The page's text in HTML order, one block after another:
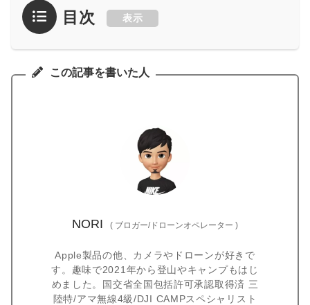
目次 表示
この記事を書いた人
NORI ( ブロガー/ドローンオペレーター )
Apple製品の他、カメラやドローンが好きで
す。趣味で2021年から登山やキャンプもはじ
めました。国交省全国包括許可承認取得済 三
陸特/アマ無線4級/DJI CAMPスペシャリスト